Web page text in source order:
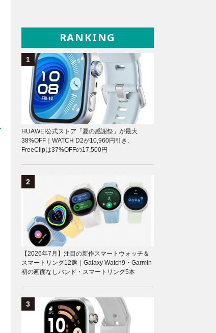
RANKING
HUAWEI公式ストア「夏の感謝祭」が最大
38%OFF｜WATCH D2が10,960円引き、
FreeClipは37%OFFの17,500円
【2026年7月】注目の新作スマートウォッチ＆
スマートリング12選｜Galaxy Watch9・Garmin
初の画面なしバンド・スマートリング5本